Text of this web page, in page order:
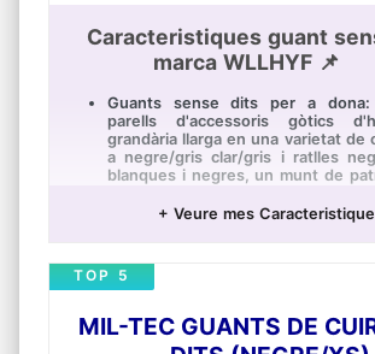
Caracteristiques guant
marca WLLHYF 📌
Guants sense dits per a
parells d'accessoris gòtics
grandària llarga en una varietat de
a negre/gris clar/gris i ratlles
blanques i negres, un munt de
personalitat
interferir amb les teves activitats
mà, com jugar amb el teu
Guants sense dits: els guants
+ Veure mes
MIL-TEC GUANTS DE
TOP 5